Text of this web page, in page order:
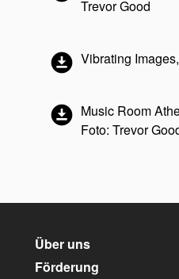
Trevor Good
Vibrating
Music Room
Foto: Trevor
Über uns
Förderung